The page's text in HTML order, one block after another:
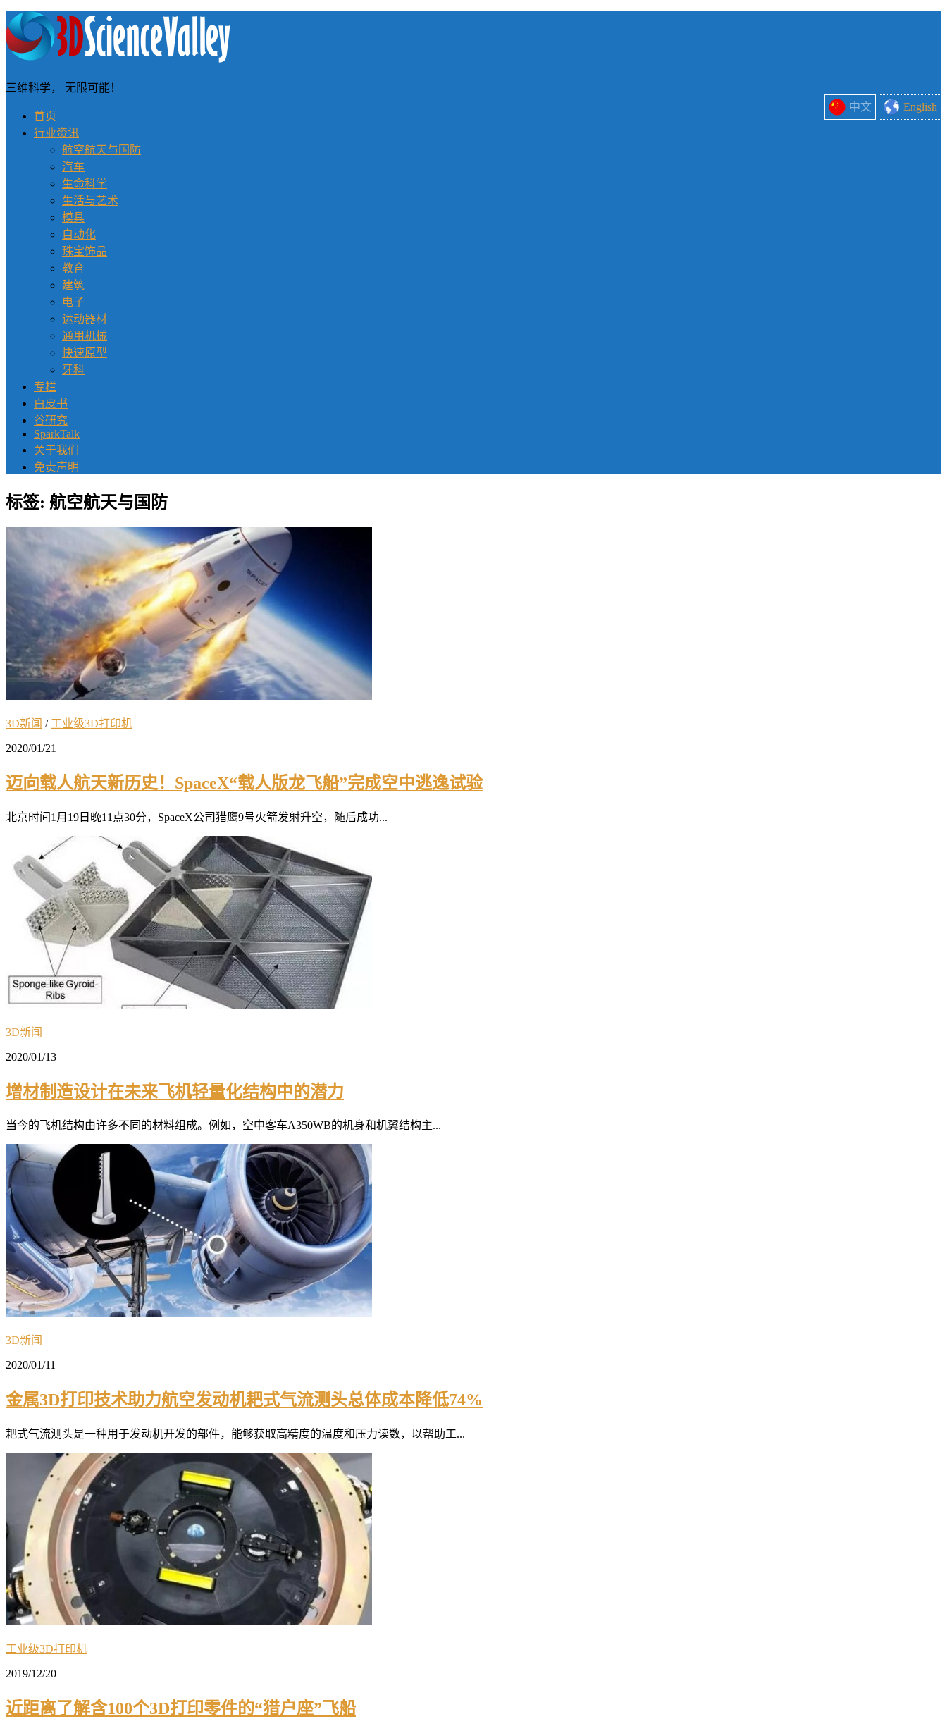
中文 English
三维科学， 无限可能！
首页
行业资讯
航空航天与国防
汽车
生命科学
生活与艺术
模具
自动化
珠宝饰品
教育
建筑
电子
运动器材
通用机械
快速原型
牙科
专栏
白皮书
谷研究
SparkTalk
关于我们
免责声明
标签: 航空航天与国防
3D新闻 / 工业级3D打印机
2020/01/21
迈向载人航天新历史！SpaceX“载人版龙飞船”完成空中逃逸试验
北京时间1月19日晚11点30分，SpaceX公司猎鹰9号火箭发射升空，随后成功...
3D新闻
2020/01/13
增材制造设计在未来飞机轻量化结构中的潜力
当今的飞机结构由许多不同的材料组成。例如，空中客车A350WB的机身和机翼结构主...
3D新闻
2020/01/11
金属3D打印技术助力航空发动机耙式气流测头总体成本降低74%
耙式气流测头是一种用于发动机开发的部件，能够获取高精度的温度和压力读数，以帮助工...
工业级3D打印机
2019/12/20
近距离了解含100个3D打印零件的“猎户座”飞船